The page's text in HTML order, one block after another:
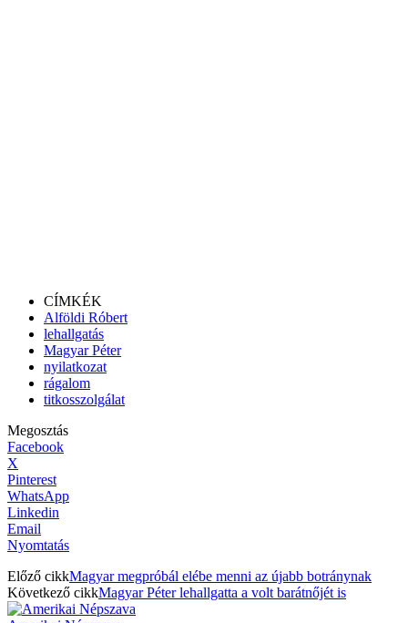
CÍMKÉK
Alföldi Róbert
lehallgatás
Magyar Péter
nyilatkozat
rágalom
titkosszolgálat
Megosztás
Facebook
X
Pinterest
WhatsApp
Linkedin
Email
Nyomtatás
Előző cikkMagyar megpróbál elébe menni az újabb botránynak
Következő cikkMagyar Péter lehallgatta a volt barátnőjét is